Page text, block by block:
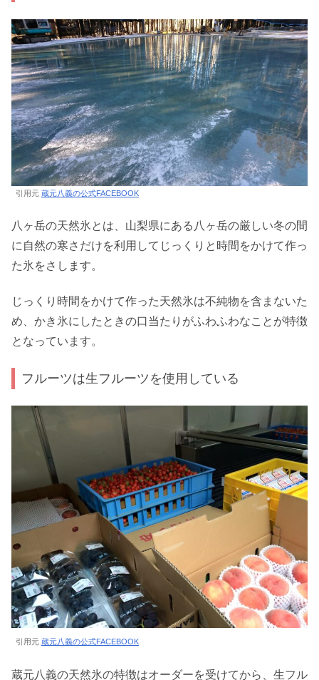
引用元 蔵元八義の公式FACEBOOK
八ヶ岳の天然氷とは、山梨県にある八ヶ岳の厳しい冬の間
に自然の寒さだけを利用してじっくりと時間をかけて作っ
た氷をさします。
じっくり時間をかけて作った天然氷は不純物を含まないた
め、かき氷にしたときの口当たりがふわふわなことが特徴
となっています。
フルーツは生フルーツを使用している
引用元 蔵元八義の公式FACEBOOK
蔵元八義の天然氷の特徴はオーダーを受けてから、生フル